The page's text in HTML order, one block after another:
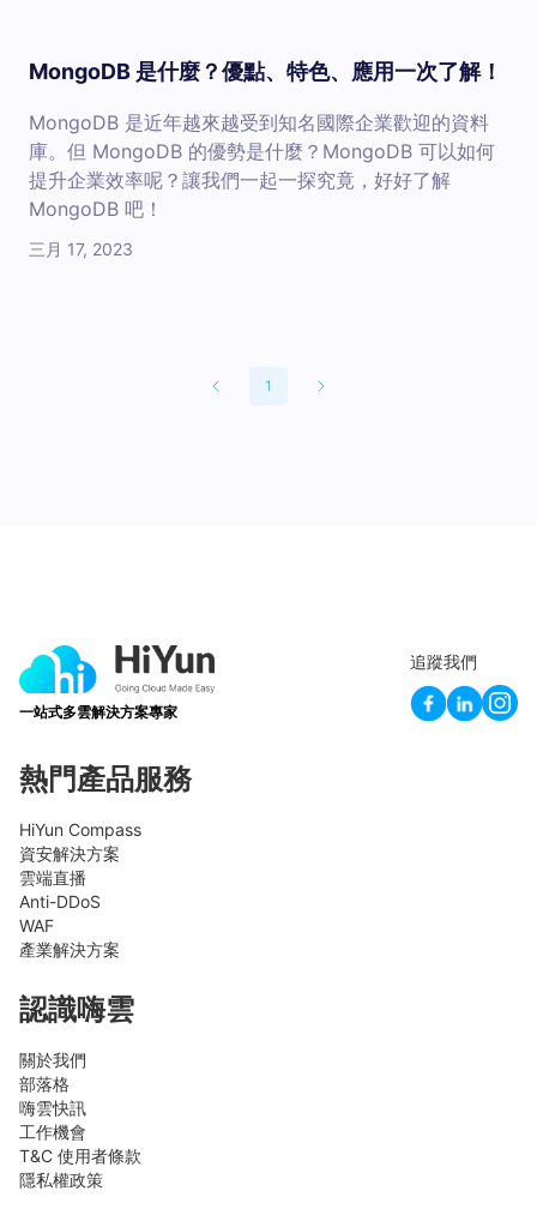
MongoDB 是什麼？優點、特色、應用一次了解！
MongoDB 是近年越來越受到知名國際企業歡迎的資料
庫。但 MongoDB 的優勢是什麼？MongoDB 可以如何
提升企業效率呢？讓我們一起一探究竟，好好了解
MongoDB 吧！
三月 17, 2023
1
一站式多雲解決方案專家
追蹤我們
熱門產品服務
HiYun Compass
資安解決方案
雲端直播
Anti-DDoS
WAF
產業解決方案
認識嗨雲
關於我們
部落格
嗨雲快訊
工作機會
T&C 使用者條款
隱私權政策